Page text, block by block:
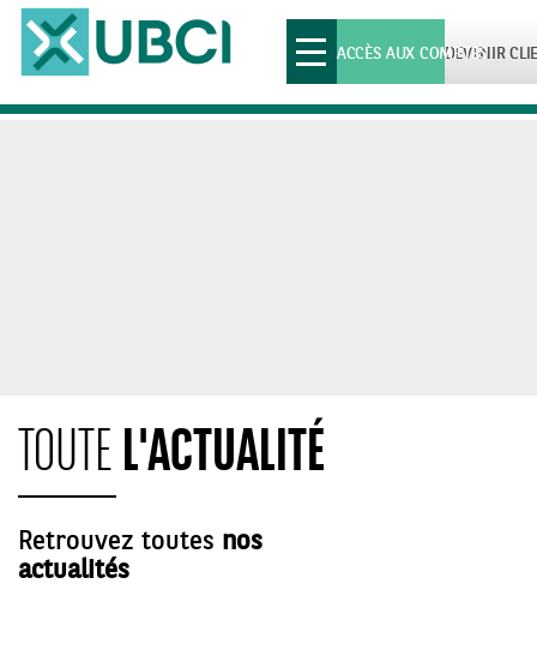
Toggle
navigationDEVENIR
ACCÈS AUX COMPTES
TOUTEL'ACTUALITÉ
Retrouvez toutes nos
actualités